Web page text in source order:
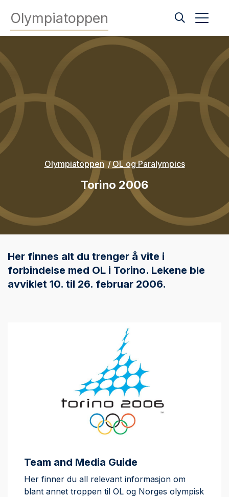
Olympiatoppen
Olympiatoppen OL og Paralympics
Torino 2006
Her finnes alt du trenger å vite i
forbindelse med OL i Torino. Lekene ble
avviklet 10. til 26. februar 2006.
Team and Media Guide
Her finner du all relevant informasjon om
blant annet troppen til OL og Norges olympisk